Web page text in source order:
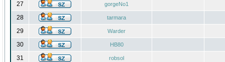
27 gorgeNo1
28 tarmara
29 Warder
30 HB80
31 robsol